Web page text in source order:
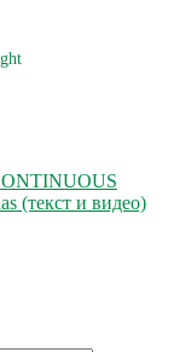
(текст и видео)